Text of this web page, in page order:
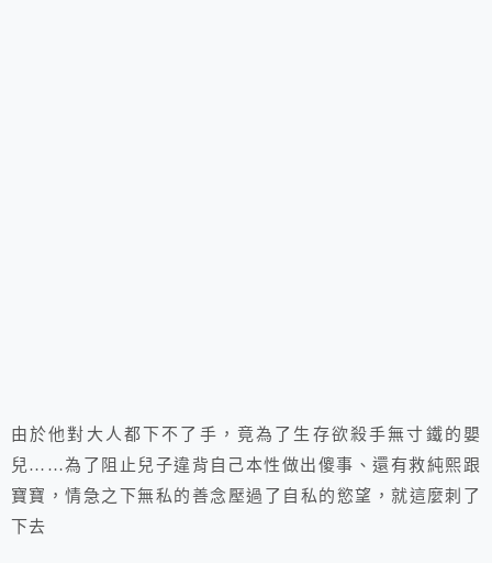
由於他對大人都下不了手，竟為了生存欲殺手無寸鐵的嬰
兒……為了阻止兒子違背自己本性做出傻事、還有救純熙跟
寶寶，情急之下無私的善念壓過了自私的慾望，就這麼刺了
下去